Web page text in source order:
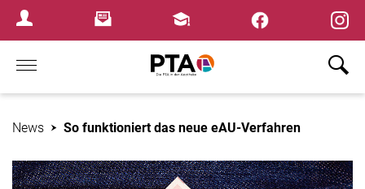
Login MenuNewsletterFortbildungen
Home
News So funktioniert das neue eAU-Verfahren
×